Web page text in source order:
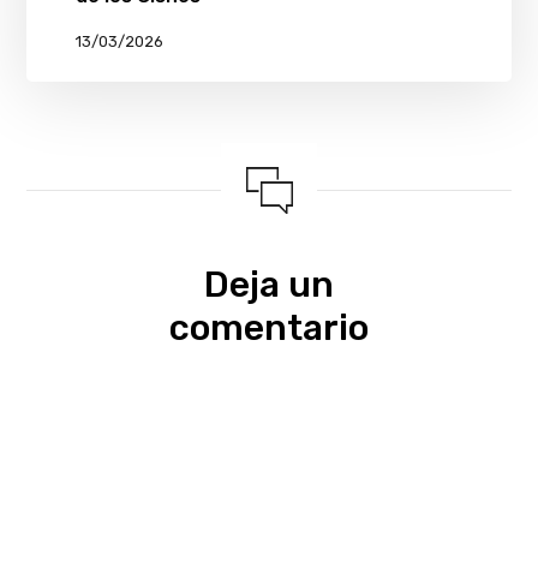
13/03/2026
Deja un
comentario